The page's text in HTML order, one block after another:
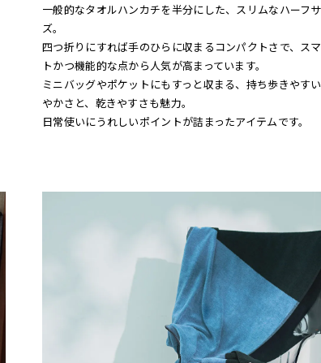
一般的なタオルハンカチを半分にした、スリムなハーフ
ズ。
四つ折りにすれば手のひらに収まるコンパクトさで、ス
トかつ機能的な点から人気が高まっています。
ミニバッグやポケットにもすっと収まる、持ち歩きやす
やかさと、乾きやすさも魅力。
日常使いにうれしいポイントが詰まったアイテムです。